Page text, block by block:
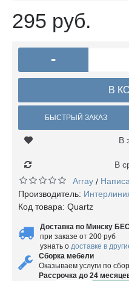
295 руб.
-
В
БЫСТРЫЙ ЗАКАЗ
В
В
Array /
Производитель:
Код товара: Quartz
Доставка по Минску
при заказе от 200 руб
узнать о доставке в
Сборка мебели
Оказываем услуги по
Рассрочка до 24